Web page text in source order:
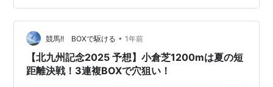
10-13 7,110円（19番人気） ■買い目：3連複
BOX（1,000円） ⑬ テイエムスパーダ…
競馬!! BOXで駆ける • 1年前
【北九州記念2025 予想】小倉芝1200mは夏の短
距離決戦！3連複BOXで穴狙い！